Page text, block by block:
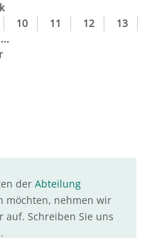
10 11 12
13
...
der Abteilung
möchten, nehmen wir
auf. Schreiben Sie uns
.